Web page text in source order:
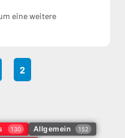
eine weitere
2
130 Allgemein 152